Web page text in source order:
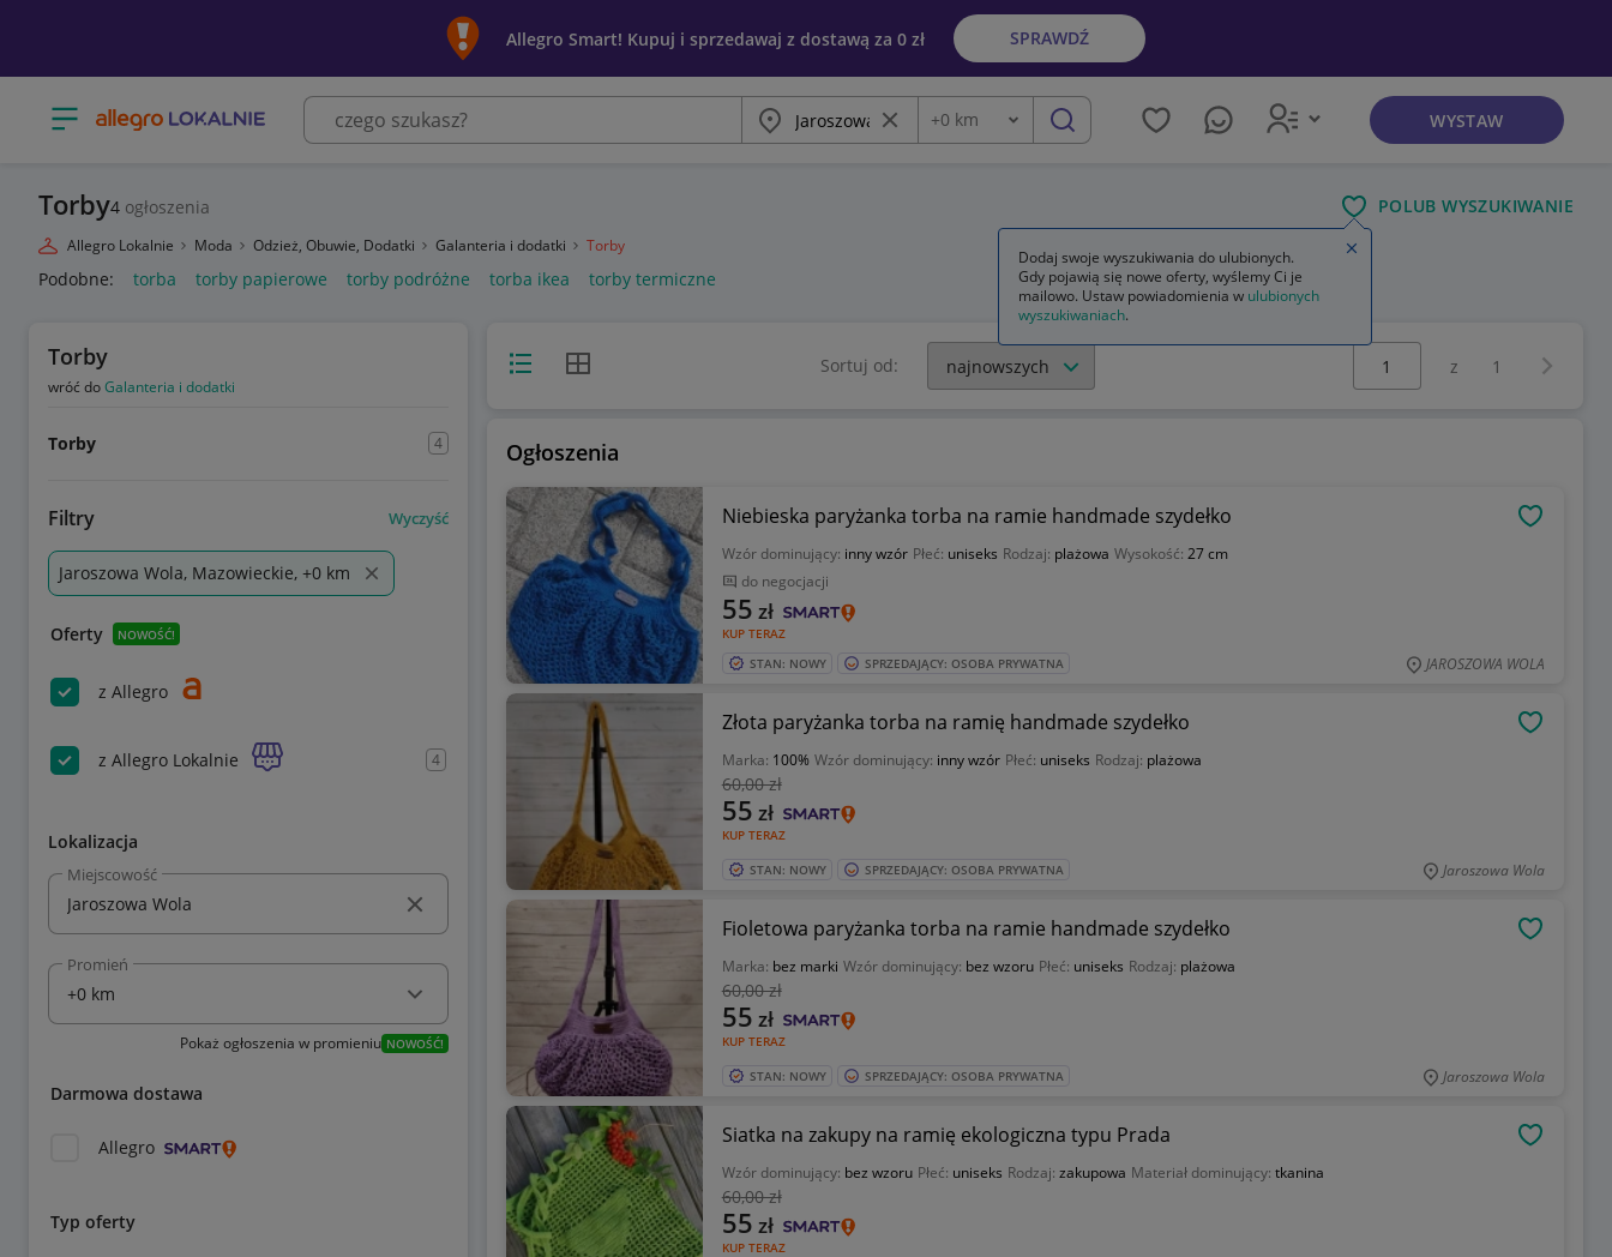
Allegro Smart! Kupuj i sprzedawaj z dostawą za 0 zł SPRAWDŹ
Otwórz menu z kategoriami Miasto Wyczyść frazę
Odległość
+0 km szukaj WYSTAW
Torby4 ogłoszenia POLUB WYSZUKIWANIE
Allegro Lokalnie Moda Odzież, Obuwie, Dodatki Galanteria i dodatki Torby
Podobne: torba torby papierowe torby podróżne torba ikea torby termiczne
Torby
wróć doGalanteria i dodatki
Torby 4
Filtry Wyczyść
Jaroszowa Wola, Mazowieckie, +0 km
Oferty NOWOŚĆ!
z Allegro
z Allegro Lokalnie 4
Lokalizacja
Miejscowość
Promień
Pokaż ogłoszenia w promieniu NOWOŚĆ!
Darmowa dostawa
Allegro
Typ oferty
Widok listyWidok siatki Sortuj od:
Wybierz stronę:
z 1
Ogłoszenia
Niebieska paryżanka torba na ramie handmade szydełko
Wzór dominujący: inny wzór Płeć: uniseks Rodzaj: plażowa Wysokość: 27 cm
do negocjacji
KUP TERAZ
55 zł
STAN: NOWY SPRZEDAJĄCY: OSOBA PRYWATNA JAROSZOWA WOLA
Złota paryżanka torba na ramię handmade szydełko
Marka: 100% Wzór dominujący: inny wzór Płeć: uniseks Rodzaj: plażowa
60,00 zł
KUP TERAZ
55 zł
STAN: NOWY SPRZEDAJĄCY: OSOBA PRYWATNA Jaroszowa Wola
Fioletowa paryżanka torba na ramie handmade szydełko
Marka: bez marki Wzór dominujący: bez wzoru Płeć: uniseks Rodzaj: plażowa
60,00 zł
KUP TERAZ
55 zł
STAN: NOWY SPRZEDAJĄCY: OSOBA PRYWATNA Jaroszowa Wola
Siatka na zakupy na ramię ekologiczna typu Prada
Wzór dominujący: bez wzoru Płeć: uniseks Rodzaj: zakupowa Materiał dominujący: tkanina
60,00 zł
KUP TERAZ
55 zł
Dodaj swoje wyszukiwania do ulubionych.
Gdy pojawią się nowe oferty, wyślemy Ci je
mailowo. Ustaw powiadomienia w ulubionych
wyszukiwaniach.
Zamknij wskazówkę